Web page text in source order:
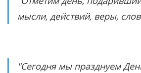
мысли, действий, веры,
"Сегодня мы празднуем